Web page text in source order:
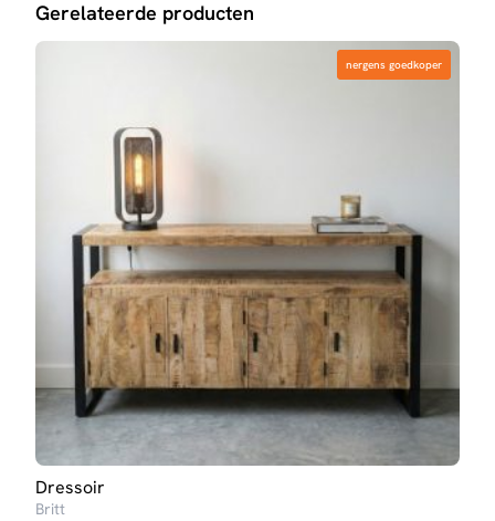
Gerelateerde producten
nergens goedkoper
nergens goedkoper
Dressoir
Britt